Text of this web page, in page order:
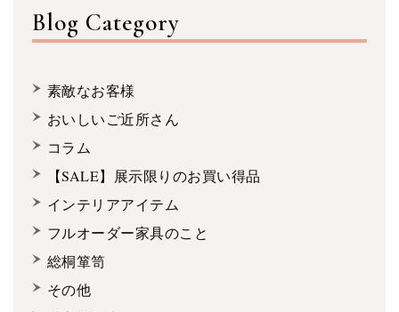
Blog Category
素敵なお客様
おいしいご近所さん
コラム
【SALE】展示限りのお買い得品
インテリアアイテム
フルオーダー家具のこと
総桐箪笥
その他